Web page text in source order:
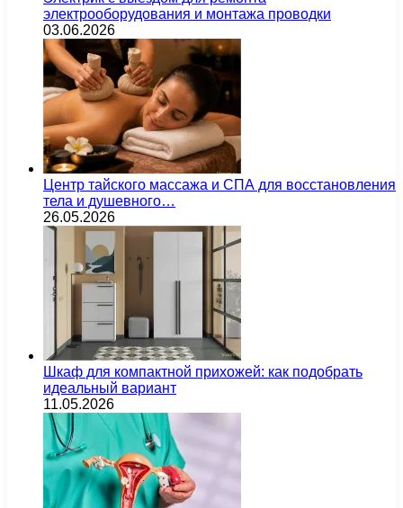
электрооборудования и монтажа проводки
03.06.2026
Центр тайского массажа и СПА для восстановления
тела и душевного…
26.05.2026
Шкаф для компактной прихожей: как подобрать
идеальный вариант
11.05.2026